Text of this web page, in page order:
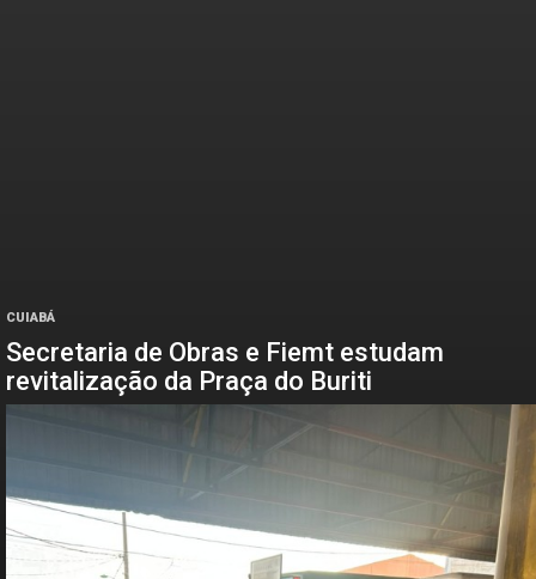
CUIABÁ
Secretaria de Obras e Fiemt estudam
revitalização da Praça do Buriti